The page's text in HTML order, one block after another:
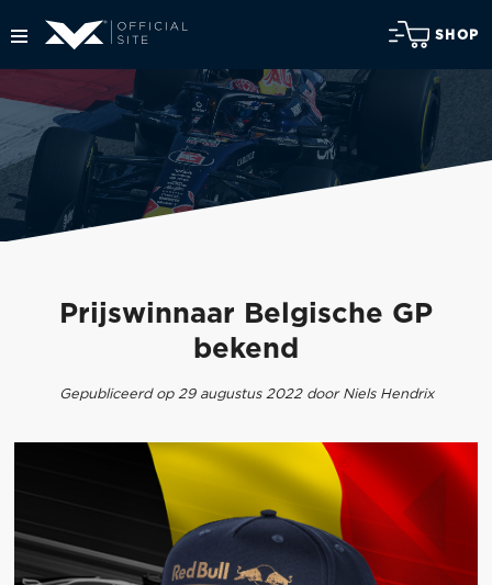
SHOP
Prijswinnaar Belgische GP
bekend
Gepubliceerd op 29 augustus 2022 door Niels Hendrix